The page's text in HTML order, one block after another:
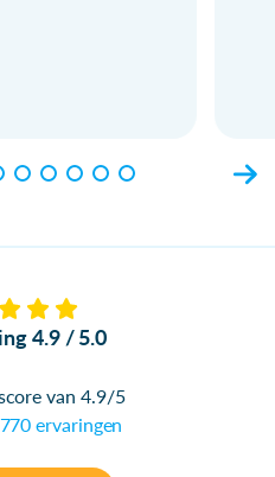
4.9 / 5.0
van 4.9/5
770 ervaringen